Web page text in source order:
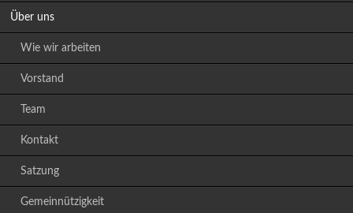
Über uns
Wie wir arbeiten
Vorstand
Team
Kontakt
Satzung
Gemeinnützigkeit